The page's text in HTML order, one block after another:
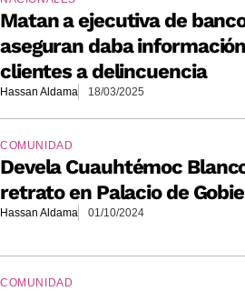
Matan a ejecutiva de
aseguran daba
clientes a delincuencia
Hassan Aldama 18/03/2025
COMUNIDAD
Devela Cuauhtémoc
retrato en Palacio de
Hassan Aldama 01/10/2024
COMUNIDAD